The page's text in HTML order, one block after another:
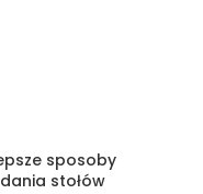
sposoby
stołów